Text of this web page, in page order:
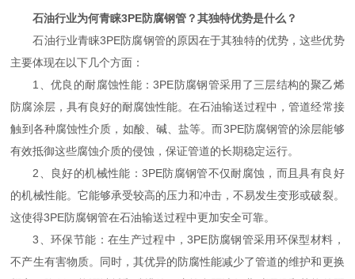
石油行业为何青睐3PE防腐钢管？其独特优势是什么？
石油行业青睐3PE防腐钢管的原因在于其独特的优势，这些优势
主要体现在以下几个方面：
1、优良的耐腐蚀性能：3PE防腐钢管采用了三层结构的聚乙烯
防腐涂层，具有良好的耐腐蚀性能。在石油输送过程中，管道经常接
触到各种腐蚀性介质，如酸、碱、盐等。而3PE防腐钢管的涂层能够
有效抵御这些腐蚀介质的侵蚀，保证管道的长期稳定运行。
2、良好的机械性能：3PE防腐钢管不仅耐腐蚀，而且具有良好
的机械性能。它能够承受较高的压力和冲击，不易发生变形或破裂。
这使得3PE防腐钢管在石油输送过程中更加安全可靠。
3、环保节能：在生产过程中，3PE防腐钢管采用环保型材料，
不产生有害物质。同时，其优异的防腐性能减少了管道的维护和更换